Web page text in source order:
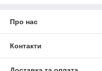
Про нас
Контакти